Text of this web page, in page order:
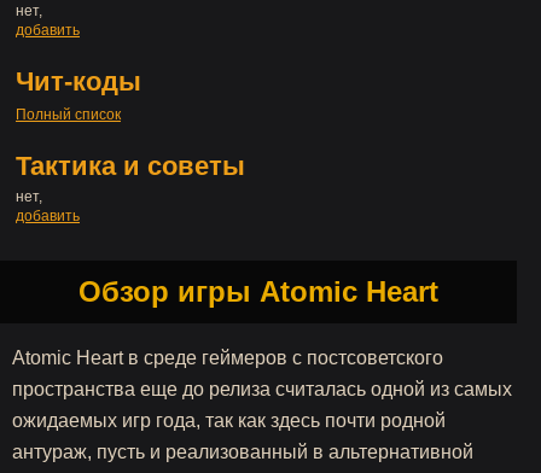
нет,
добавить
Чит-коды
Полный список
Тактика и советы
нет,
добавить
Обзор игры Atomic Heart
Atomic Heart в среде геймеров с постсоветского
пространства еще до релиза считалась одной из самых
ожидаемых игр года, так как здесь почти родной
антураж, пусть и реализованный в альтернативной